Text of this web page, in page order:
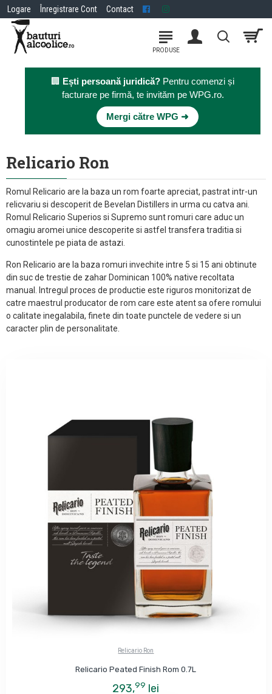
Logare Înregistrare Cont Contact
🏢 Ești persoană juridică? Pentru comenzi și
facturare pe firmă, te invităm pe WPG.ro.
Mergi către WPG ➜
Relicario Ron
Romul Relicario are la baza un rom foarte apreciat, pastrat intr-un
relicvariu si descoperit de Bevelan Distillers in urma cu catva ani.
Romul Relicario Superios si Supremo sunt romuri care aduc un
omagiu aromei unice descoperite si astfel transfera traditia si
cunostintele pe piata de astazi.
Ron Relicario are la baza romuri invechite intre 5 si 15 ani obtinute
din suc de trestie de zahar Dominican 100% native recoltata
manual. Intregul proces de productie este riguros monitorizat de
catre maestrul producator de rom care este atent sa ofere romului
o calitate inegalabila, finete din toate punctele de vedere si un
caracter plin de personalitate.
Relicario Ron
Relicario Peated Finish Rom 0.7L
293,99 lei